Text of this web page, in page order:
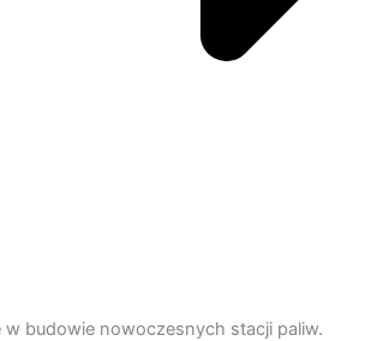
w budowie nowoczesnych stacji paliw.